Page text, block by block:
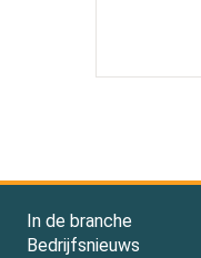
In de branche
Bedrijfsnieuws